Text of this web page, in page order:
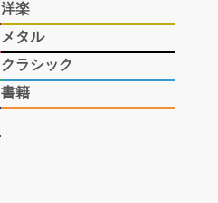
洋楽
メタル
クラシック
書籍